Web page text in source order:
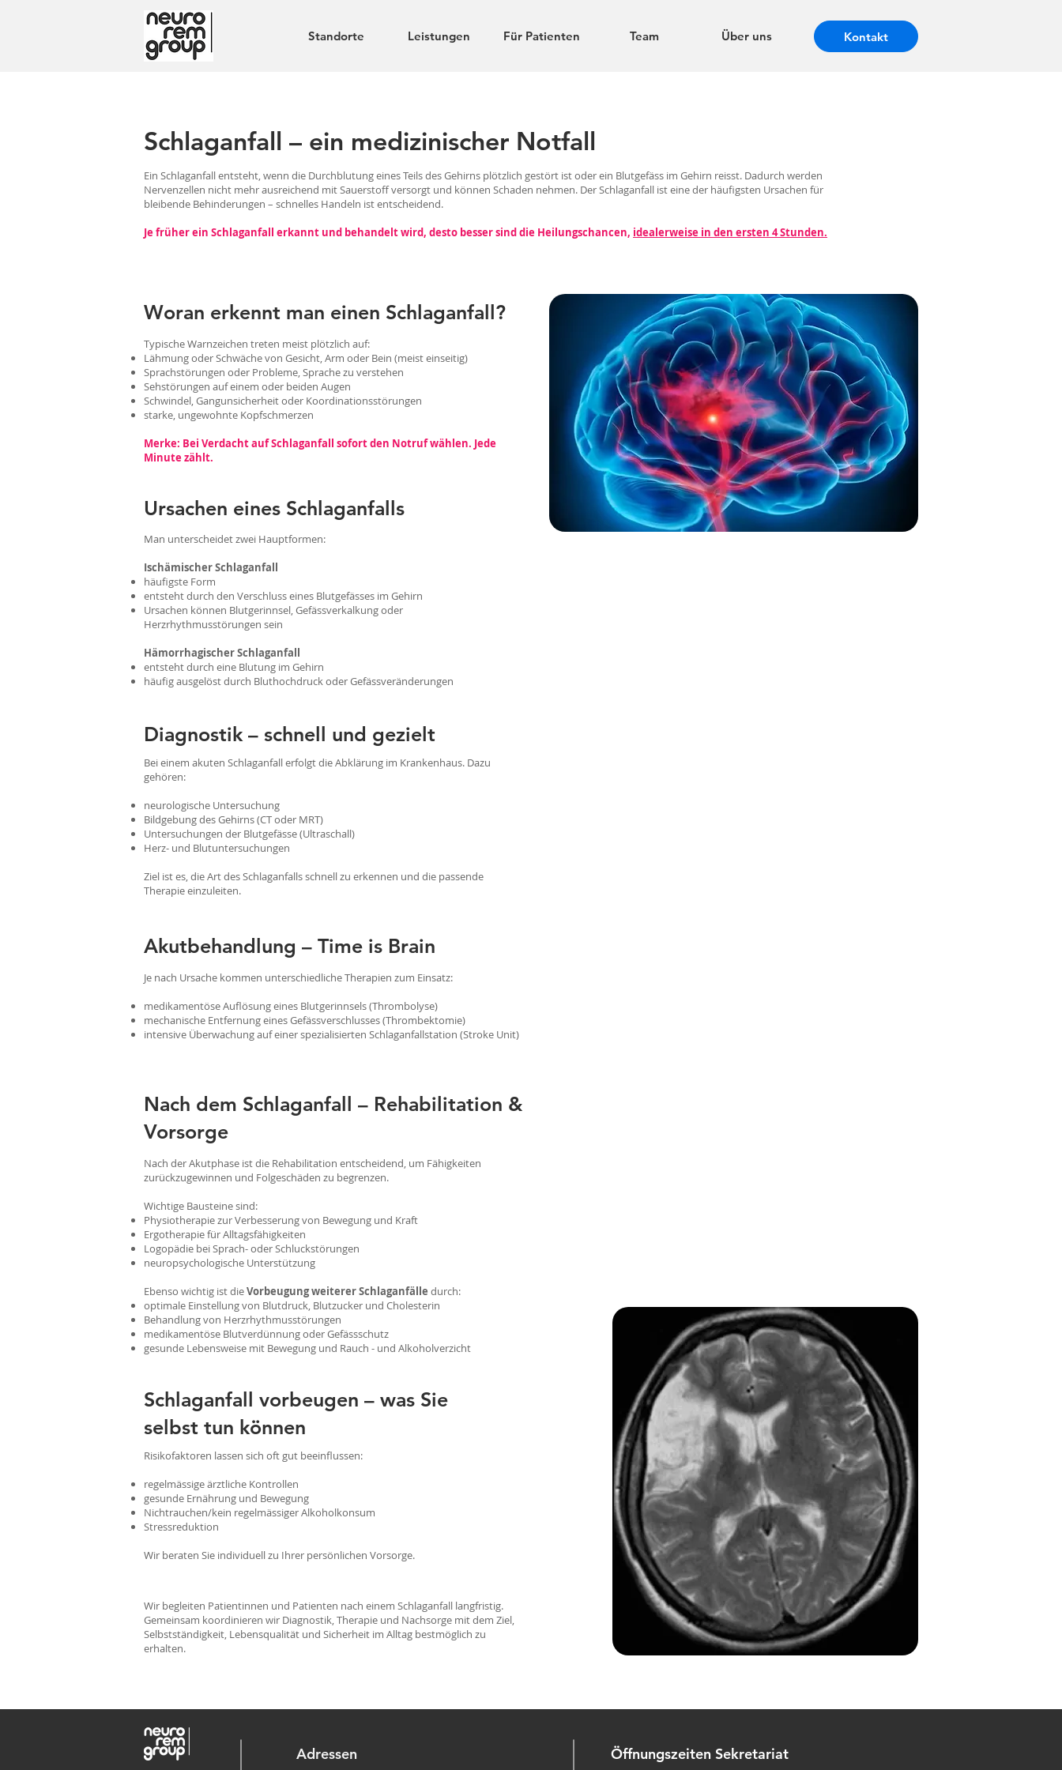
Standorte Leistungen Für Patienten Team Über uns Kontakt
Schlaganfall – ein medizinischer Notfall
Ein Schlaganfall entsteht, wenn die Durchblutung eines Teils des Gehirns plötzlich gestört ist oder ein Blutgefäss im Gehirn reisst. Dadurch werden
Nervenzellen nicht mehr ausreichend mit Sauerstoff versorgt und können Schaden nehmen. Der Schlaganfall ist eine der häufigsten Ursachen für
bleibende Behinderungen – schnelles Handeln ist entscheidend.
Je früher ein Schlaganfall erkannt und behandelt wird, desto besser sind die Heilungschancen, idealerweise in den ersten 4 Stunden.
Woran erkennt man einen Schlaganfall?
Typische Warnzeichen treten meist plötzlich auf:
Lähmung oder Schwäche von Gesicht, Arm oder Bein (meist einseitig)
Sprachstörungen oder Probleme, Sprache zu verstehen
Sehstörungen auf einem oder beiden Augen
Schwindel, Gangunsicherheit oder Koordinationsstörungen
starke, ungewohnte Kopfschmerzen
Merke: Bei Verdacht auf Schlaganfall sofort den Notruf wählen. Jede
Minute zählt.
Ursachen eines Schlaganfalls
Man unterscheidet zwei Hauptformen:
Ischämischer Schlaganfall
häufigste Form
entsteht durch den Verschluss eines Blutgefässes im Gehirn
Ursachen können Blutgerinnsel, Gefässverkalkung oder
Herzrhythmusstörungen sein
Hämorrhagischer Schlaganfall
entsteht durch eine Blutung im Gehirn
häufig ausgelöst durch Bluthochdruck oder Gefässveränderungen
Diagnostik – schnell und gezielt
Bei einem akuten Schlaganfall erfolgt die Abklärung im Krankenhaus. Dazu
gehören:
neurologische Untersuchung
Bildgebung des Gehirns (CT oder MRT)
Untersuchungen der Blutgefässe (Ultraschall)
Herz- und Blutuntersuchungen
Ziel ist es, die Art des Schlaganfalls schnell zu erkennen und die passende
Therapie einzuleiten.
Akutbehandlung – Time is Brain
Je nach Ursache kommen unterschiedliche Therapien zum Einsatz:
medikamentöse Auflösung eines Blutgerinnsels (Thrombolyse)
mechanische Entfernung eines Gefässverschlusses (Thrombektomie)
intensive Überwachung auf einer spezialisierten Schlaganfallstation (Stroke Unit)
Nach dem Schlaganfall – Rehabilitation &
Vorsorge
Nach der Akutphase ist die Rehabilitation entscheidend, um Fähigkeiten
zurückzugewinnen und Folgeschäden zu begrenzen.
Wichtige Bausteine sind:
Physiotherapie zur Verbesserung von Bewegung und Kraft
Ergotherapie für Alltagsfähigkeiten
Logopädie bei Sprach- oder Schluckstörungen
neuropsychologische Unterstützung
Ebenso wichtig ist dieVorbeugung weiterer Schlaganfälle durch:
optimale Einstellung von Blutdruck, Blutzucker und Cholesterin
Behandlung von Herzrhythmusstörungen
medikamentöse Blutverdünnung oder Gefässschutz
gesunde Lebensweise mit Bewegung und Rauch - und Alkoholverzicht
Schlaganfall vorbeugen – was Sie
selbst tun können
Risikofaktoren lassen sich oft gut beeinflussen:
regelmässige ärztliche Kontrollen
gesunde Ernährung und Bewegung
Nichtrauchen/kein regelmässiger Alkoholkonsum
Stressreduktion
Wir beraten Sie individuell zu Ihrer persönlichen Vorsorge.
Wir begleiten Patientinnen und Patienten nach einem Schlaganfall langfristig.
Gemeinsam koordinieren wir Diagnostik, Therapie und Nachsorge mit dem Ziel,
Selbstständigkeit, Lebensqualität und Sicherheit im Alltag bestmöglich zu
erhalten.
Adressen Öffnungszeiten Sekretariat